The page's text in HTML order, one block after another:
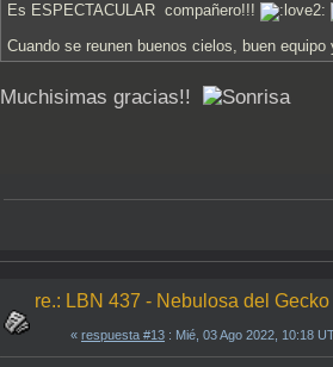
Es ESPECTACULAR compañero!!!
Cuando se reunen buenos cielos, buen
Muchisimas gracias!!
re.: LBN 437 - Nebulosa del Gecko
« respuesta #13 : Mié, 03 Ago 2022, 10:18